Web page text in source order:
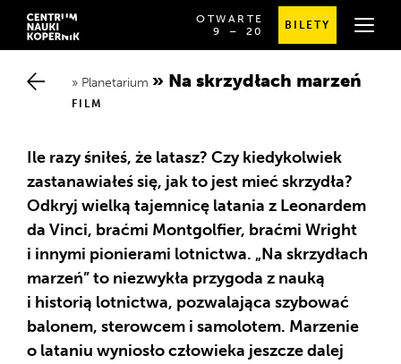
OTWARTE
OD
20:00
9 ⁠–⁠ 20
SPRAWDŹ
SZCZEGÓŁOWE
BILETY
Planetarium Na skrzydłach marzeń
FILM
Ile razy śniłeś, że latasz? Czy kiedykolwiek
zastanawiałeś się, jak to jest mieć skrzydła?
Odkryj wielką tajemnicę latania z Leonardem
da Vinci, braćmi Montgolfier, braćmi Wright
i innymi pionierami lotnictwa. „Na skrzydłach
marzeń” to niezwykła przygoda z nauką
i historią lotnictwa, pozwalająca szybować
balonem, sterowcem i samolotem. Marzenie
o lataniu wyniosło człowieka jeszcze dalej